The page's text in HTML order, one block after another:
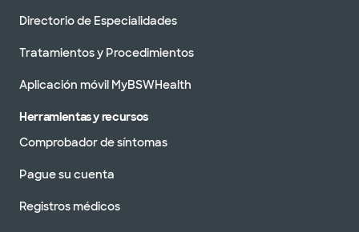
Directorio de Especialidades
Tratamientos y Procedimientos
Aplicación móvil MyBSWHealth
Herramientas y recursos
Comprobador de síntomas
Pague su cuenta
Registros médicos